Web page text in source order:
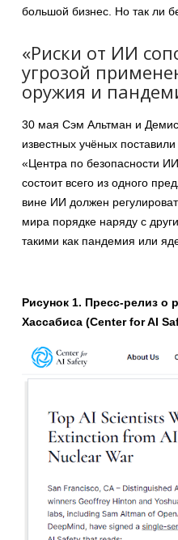
большой бизнес. Но так ли
«Риски от ИИ
угрозой
оружия и
30 мая Сэм Альтман и
известных учёных
«Центра по безопасности
состоит всего из одного
вине ИИ должен
мира порядке наряду с
такими как пандемия или
Рисунок 1. Пресс-релиз о
Хассабиса (Center for AI